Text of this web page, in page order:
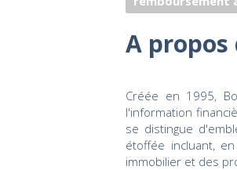
A propos
Créée en 1995,
l'information
se distingue
étoffée incluant,
immobilier et des